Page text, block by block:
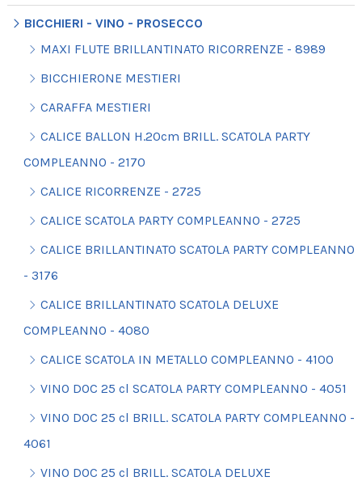
BICCHIERI - VINO - PROSECCO
MAXI FLUTE BRILLANTINATO RICORRENZE - 8989
BICCHIERONE MESTIERI
CARAFFA MESTIERI
CALICE BALLON H.20cm BRILL. SCATOLA PARTY
COMPLEANNO - 2170
CALICE RICORRENZE - 2725
CALICE SCATOLA PARTY COMPLEANNO - 2725
CALICE BRILLANTINATO SCATOLA PARTY COMPLEANNO
- 3176
CALICE BRILLANTINATO SCATOLA DELUXE
COMPLEANNO - 4080
CALICE SCATOLA IN METALLO COMPLEANNO - 4100
VINO DOC 25 cl SCATOLA PARTY COMPLEANNO - 4051
VINO DOC 25 cl BRILL. SCATOLA PARTY COMPLEANNO -
4061
VINO DOC 25 cl BRILL. SCATOLA DELUXE